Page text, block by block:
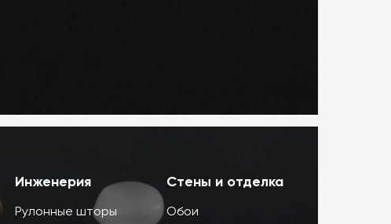
Инженерия
Рулонные шторы
Стены и отделка
Обои